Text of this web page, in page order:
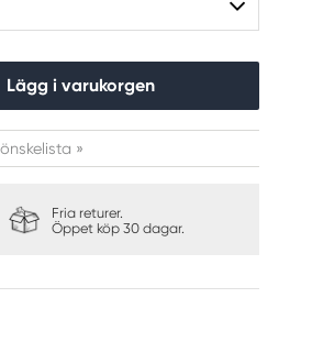
Lägg i varukorgen
»
Fria returer.
Öppet köp 30 dagar.